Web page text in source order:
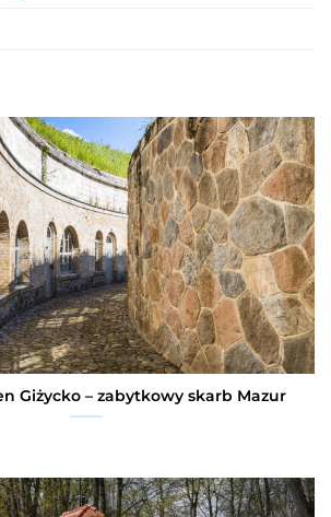
Giżycko – zabytkowy skarb Mazur